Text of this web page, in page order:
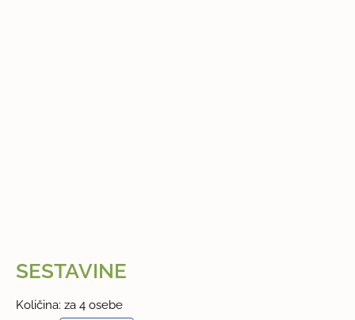
SESTAVINE
Količina: za 4 osebe